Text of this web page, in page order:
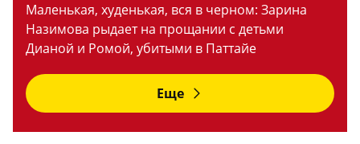
Маленькая, худенькая, вся в черном: Зарина
Назимова рыдает на прощании с детьми
Дианой и Ромой, убитыми в Паттайе
Еще